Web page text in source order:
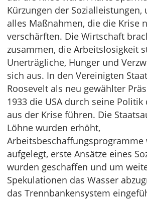
Kürzungen der Sozialleistungen,
alles Maßnahmen, die die Krise
verschärften. Die Wirtschaft
zusammen, die Arbeitslosigkeit
Unerträgliche, Hunger und
sich aus. In den Vereinigten
Roosevelt als neu gewählter
1933 die USA durch seine Politik
aus der Krise führen. Die
Löhne wurden erhöht,
Arbeitsbeschaffungsprogramme
aufgelegt, erste Ansätze eines
wurden geschaffen und um
Spekulationen das Wasser
das Trennbankensystem